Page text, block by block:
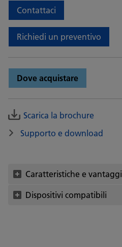
Contattaci
Richiedi un preventivo
Dove acquistare
Scarica la brochure
Supporto e download
Caratteristiche e vantaggi
Dispositivi compatibili